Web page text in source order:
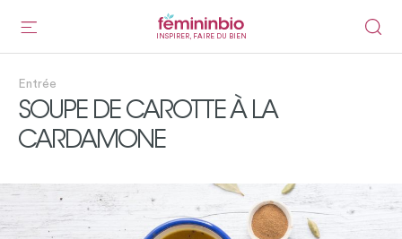
INSPIRER, FAIRE DU BIEN
Entrée
SOUPE DE CAROTTE À LA
CARDAMONE